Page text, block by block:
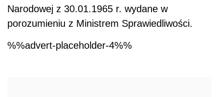
Narodowej z 30.01.1965 r. wydane w
porozumieniu z Ministrem Sprawiedliwości.
%%advert-placeholder-4%%